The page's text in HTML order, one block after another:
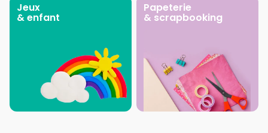
Jeux
& enfant
Papeterie
& scrapbooking